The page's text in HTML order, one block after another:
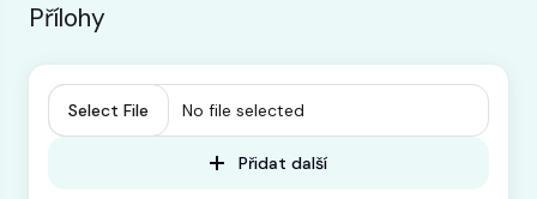
Přílohy
Select File No file selected
Přidat další